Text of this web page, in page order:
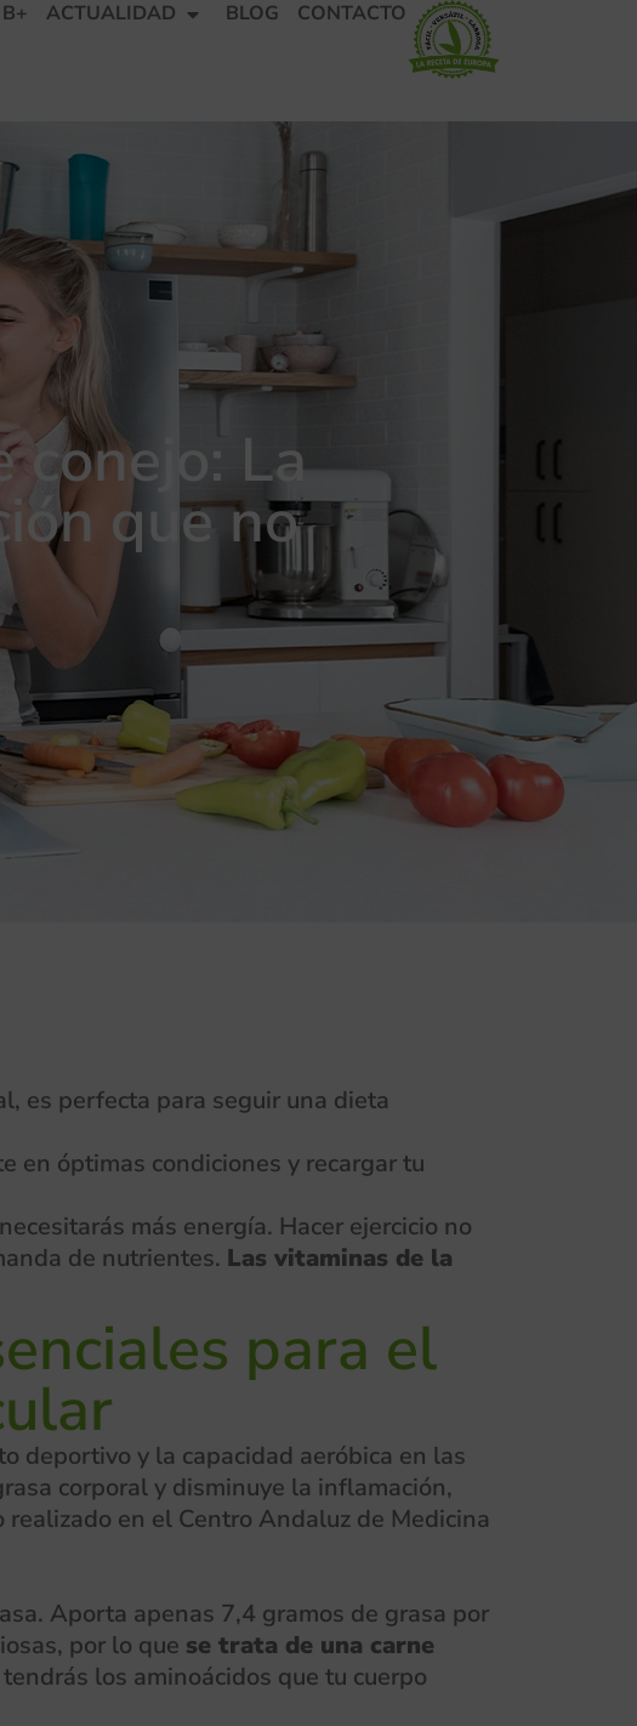
ACTUALIDAD BLOG CONTACTO
conejo: La
que no
es perfecta para seguir una dieta
en óptimas condiciones y recargar tu
más energía. Hacer ejercicio no
de nutrientes. Las vitaminas de la
para el
deportivo y la capacidad aeróbica en las
corporal y disminuye la inflamación,
en el Centro Andaluz de Medicina
Aporta apenas 7,4 gramos de grasa por
por lo que se trata de una carne
los aminoácidos que tu cuerpo